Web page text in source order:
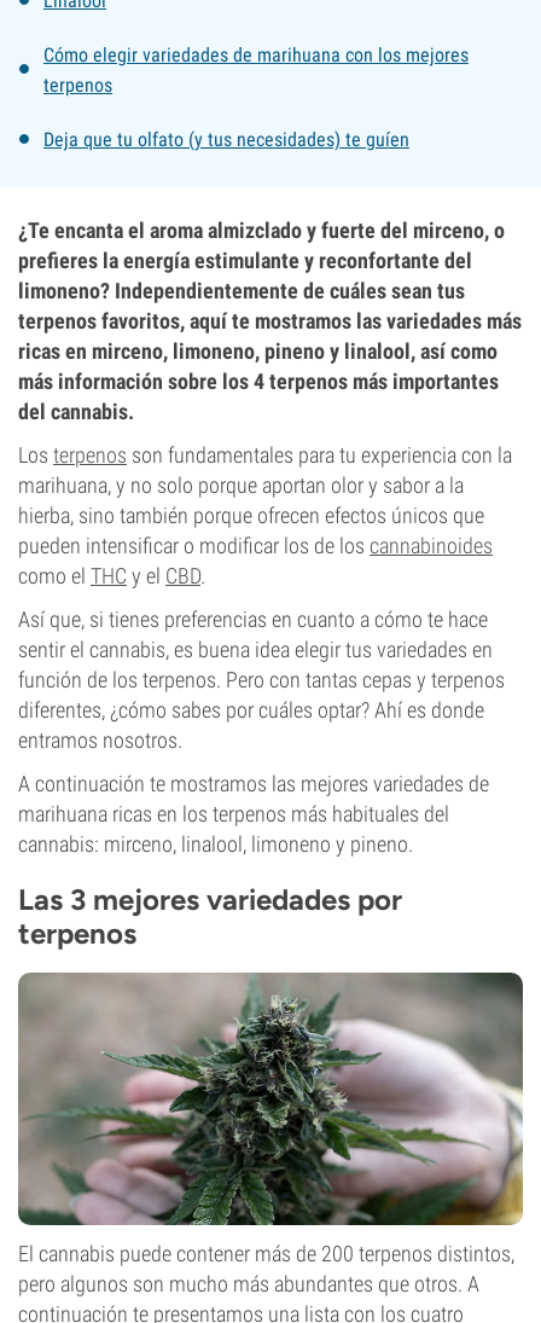
Cómo elegir variedades de marihuana con los mejores
terpenos
Deja que tu olfato (y tus necesidades) te guíen
¿Te encanta el aroma almizclado y fuerte del mirceno, o
prefieres la energía estimulante y reconfortante del
limoneno? Independientemente de cuáles sean tus
terpenos favoritos, aquí te mostramos las variedades más
ricas en mirceno, limoneno, pineno y linalool, así como
más información sobre los 4 terpenos más importantes
del cannabis.
Los terpenos son fundamentales para tu experiencia con la
marihuana, y no solo porque aportan olor y sabor a la
hierba, sino también porque ofrecen efectos únicos que
pueden intensificar o modificar los de los cannabinoides
como el THC y el CBD.
Así que, si tienes preferencias en cuanto a cómo te hace
sentir el cannabis, es buena idea elegir tus variedades en
función de los terpenos. Pero con tantas cepas y terpenos
diferentes, ¿cómo sabes por cuáles optar? Ahí es donde
entramos nosotros.
A continuación te mostramos las mejores variedades de
marihuana ricas en los terpenos más habituales del
cannabis: mirceno, linalool, limoneno y pineno.
Las 3 mejores variedades por
terpenos
El cannabis puede contener más de 200 terpenos distintos,
pero algunos son mucho más abundantes que otros. A
continuación te presentamos una lista con los cuatro